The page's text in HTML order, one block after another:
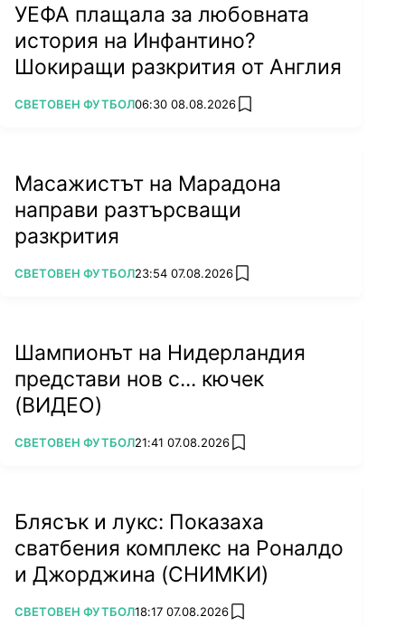
УЕФА плащала за любовната
история на Инфантино?
Шокиращи разкрития от Англия
ПОВЕЧЕ ОТ
СВЕТОВЕН ФУТБОЛ06:30 08.08.2026 add favorites
Масажистът на Марадона
направи разтърсващи
разкрития
ПОВЕЧЕ ОТ
СВЕТОВЕН ФУТБОЛ23:54 07.08.2026 add favorites
Шампионът на Нидерландия
представи нов с... кючек
(ВИДЕО)
ПОВЕЧЕ ОТ
СВЕТОВЕН ФУТБОЛ21:41 07.08.2026 add favorites
Блясък и лукс: Показаха
сватбения комплекс на Роналдо
и Джорджина (СНИМКИ)
ПОВЕЧЕ ОТ
СВЕТОВЕН ФУТБОЛ18:17 07.08.2026 add favorites